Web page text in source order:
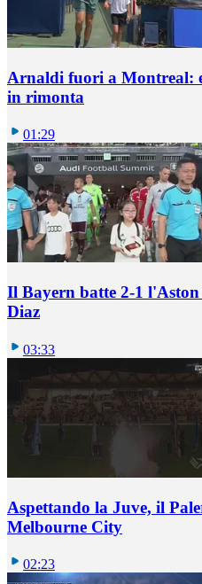
Arnaldi fuori a Montreal:
in rimonta
01:29
Il Bayern batte 2-1
Diaz
03:33
Aspettando la Juve, il
Melbourne City
02:23